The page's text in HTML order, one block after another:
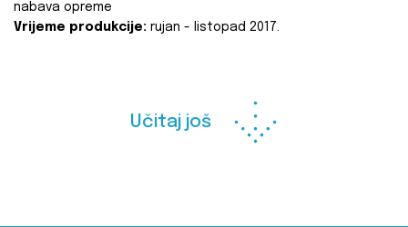
nabava opreme
Vrijeme produkcije: rujan - listopad 2017.
Učitaj još